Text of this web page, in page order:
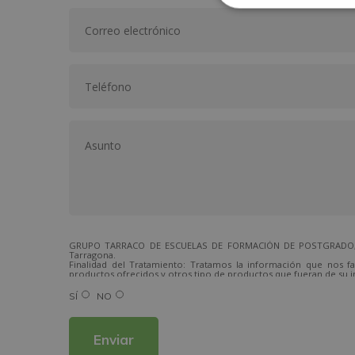
GRUPO TARRACO DE ESCUELAS DE FORMACIÓN DE
Tarragona.
Finalidad del Tratamiento: Tratamos la información que
productos ofrecidos y otros tipo de productos que fueran de su
Derechos: Puede ejercitar sus derechos identificándose
Para más información consulte nuestra Política de Privacidad.
SÍ NO